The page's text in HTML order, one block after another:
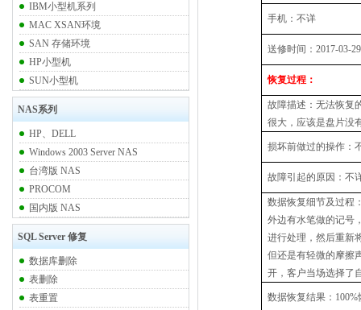
IBM小型机系列
MAC XSAN环境
SAN 存储环境
HP小型机
SUN小型机
NAS系列
HP、DELL
Windows 2003 Server NAS
台湾版 NAS
PROCOM
国内版 NAS
SQL Server 修复
数据库删除
表删除
表重置
手机：不详
送修时间：2017-03-29
恢复过程：
故障描述：无法恢复
很大，应该是盘片没
损坏前做过的操作：
故障引起的原因：不
数据恢复细节及过程
外边有水笔做的记号
进行处理，然后重新
但还是有轻微的摩擦
开，客户当场选择了
数据恢复结果：100%